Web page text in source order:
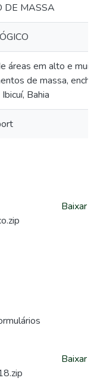
DE MASSA
áreas em alto e
de massa,
Bahia
Baixar
Baixar